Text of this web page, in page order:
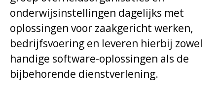
onderwijsinstellingen dagelijks met
oplossingen voor zaakgericht werken,
bedrijfsvoering en leveren hierbij zowel
handige software-oplossingen als de
bijbehorende dienstverlening.